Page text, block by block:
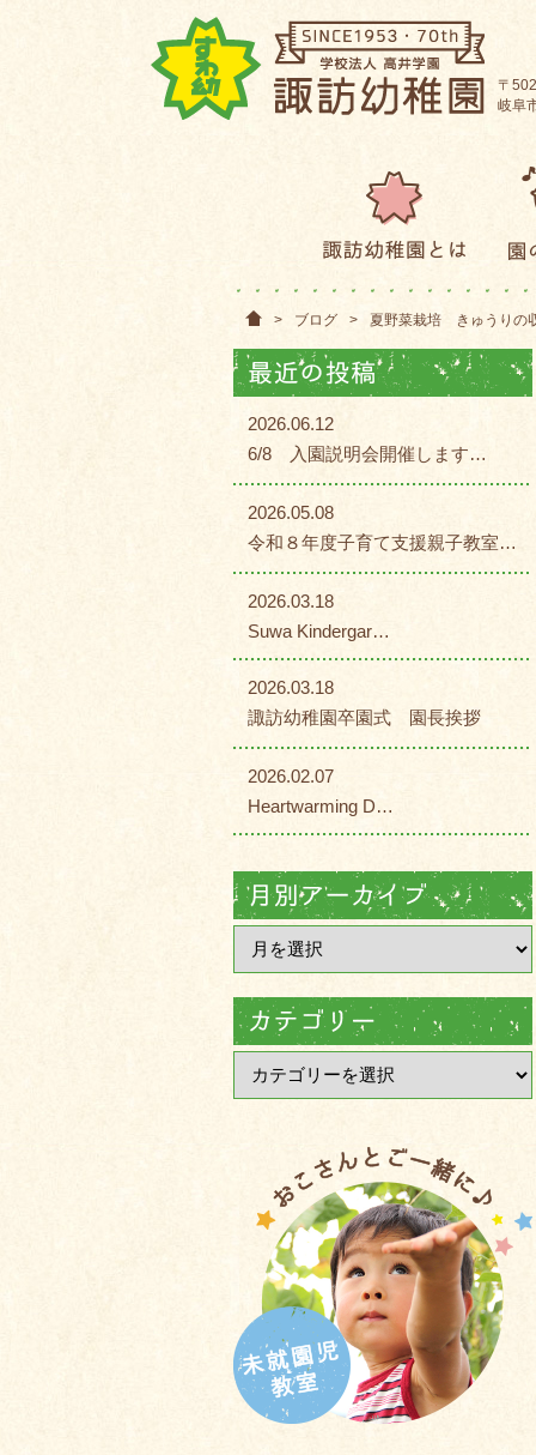
〒
岐阜
> ブログ > 夏野菜栽培 きゅうりの
2026.06.12
6/8 入園説明会開催します…
2026.05.08
令和８年度子育て支援親子教室…
2026.03.18
Suwa Kindergar…
2026.03.18
諏訪幼稚園卒園式 園長挨拶
2026.02.07
Heartwarming D…